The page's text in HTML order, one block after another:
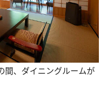
間、ダイニングルームが